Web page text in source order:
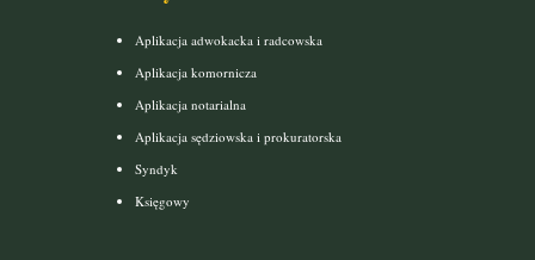
Aplikacja adwokacka i radcowska
Aplikacja komornicza
Aplikacja notarialna
Aplikacja sędziowska i prokuratorska
Syndyk
Księgowy